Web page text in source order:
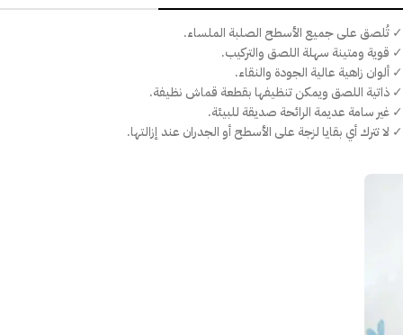
✓ تُلصق على جميع الأسطح الصلبة الملساء.
✓ قوية ومتينة سهلة اللصق والتركيب.
✓ ألوان زاهية عالية الجودة والنقاء.
✓ ذاتية اللصق ويمكن تنظيفها بقطعة قماش نظيفة.
✓ غير سامة عديمة الرائحة صديقة للبيئة.
✓ لا تترك أي بقايا لزجة على الأسطح أو الجدران عند إزالتها.